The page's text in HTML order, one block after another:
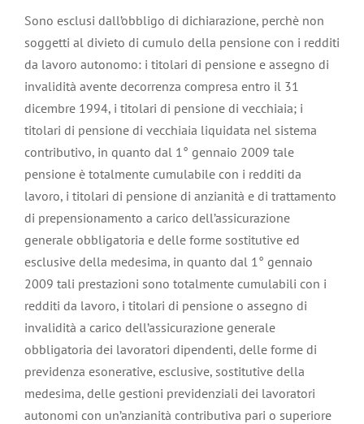
Sono esclusi dall’obbligo di dichiarazione, perchè non
soggetti al divieto di cumulo della pensione con i redditi
da lavoro autonomo: i titolari di pensione e assegno di
invalidità avente decorrenza compresa entro il 31
dicembre 1994, i titolari di pensione di vecchiaia; i
titolari di pensione di vecchiaia liquidata nel sistema
contributivo, in quanto dal 1° gennaio 2009 tale
pensione è totalmente cumulabile con i redditi da
lavoro, i titolari di pensione di anzianità e di trattamento
di prepensionamento a carico dell’assicurazione
generale obbligatoria e delle forme sostitutive ed
esclusive della medesima, in quanto dal 1° gennaio
2009 tali prestazioni sono totalmente cumulabili con i
redditi da lavoro, i titolari di pensione o assegno di
invalidità a carico dell’assicurazione generale
obbligatoria dei lavoratori dipendenti, delle forme di
previdenza esonerative, esclusive, sostitutive della
medesima, delle gestioni previdenziali dei lavoratori
autonomi con un’anzianità contributiva pari o superiore